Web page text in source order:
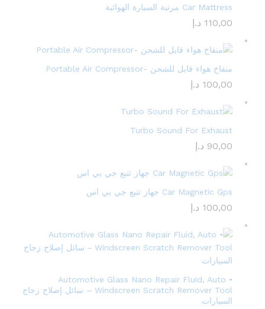
Car Mattress مرتبة السيارة الهوائية
110,00 د.إ
منفاخ هواء قابل للشحن -Portable Air Compressor
100,00 د.إ
Turbo Sound For Exhaust
90,00 د.إ
Car Magnetic Gps جهاز تتبع جي بي اس
100,00 د.إ
• Automotive Glass Nano Repair Fluid, Auto
Windscreen Scratch Remover Tool – سائل إصلاح زجاج
السيارات